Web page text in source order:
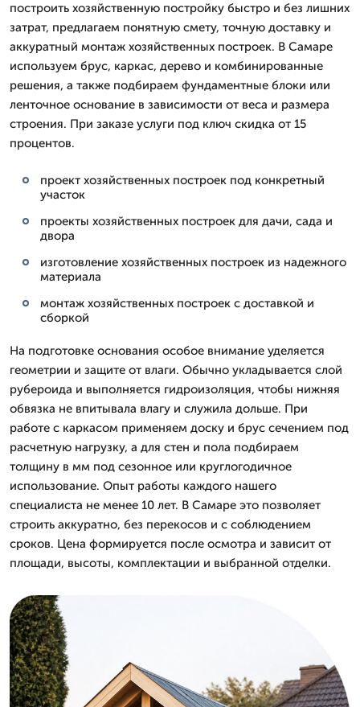
построить хозяйственную постройку быстро и без лишних
затрат, предлагаем понятную смету, точную доставку и
аккуратный монтаж хозяйственных построек. В Самаре
используем брус, каркас, дерево и комбинированные
решения, а также подбираем фундаментные блоки или
ленточное основание в зависимости от веса и размера
строения. При заказе услуги под ключ скидка от 15
процентов.
проект хозяйственных построек под конкретный
участок
проекты хозяйственных построек для дачи, сада и
двора
изготовление хозяйственных построек из надежного
материала
монтаж хозяйственных построек с доставкой и
сборкой
На подготовке основания особое внимание уделяется
геометрии и защите от влаги. Обычно укладывается слой
рубероида и выполняется гидроизоляция, чтобы нижняя
обвязка не впитывала влагу и служила дольше. При
работе с каркасом применяем доску и брус сечением под
расчетную нагрузку, а для стен и пола подбираем
толщину в мм под сезонное или круглогодичное
использование. Опыт работы каждого нашего
специалиста не менее 10 лет. В Самаре это позволяет
строить аккуратно, без перекосов и с соблюдением
сроков. Цена формируется после осмотра и зависит от
площади, высоты, комплектации и выбранной отделки.